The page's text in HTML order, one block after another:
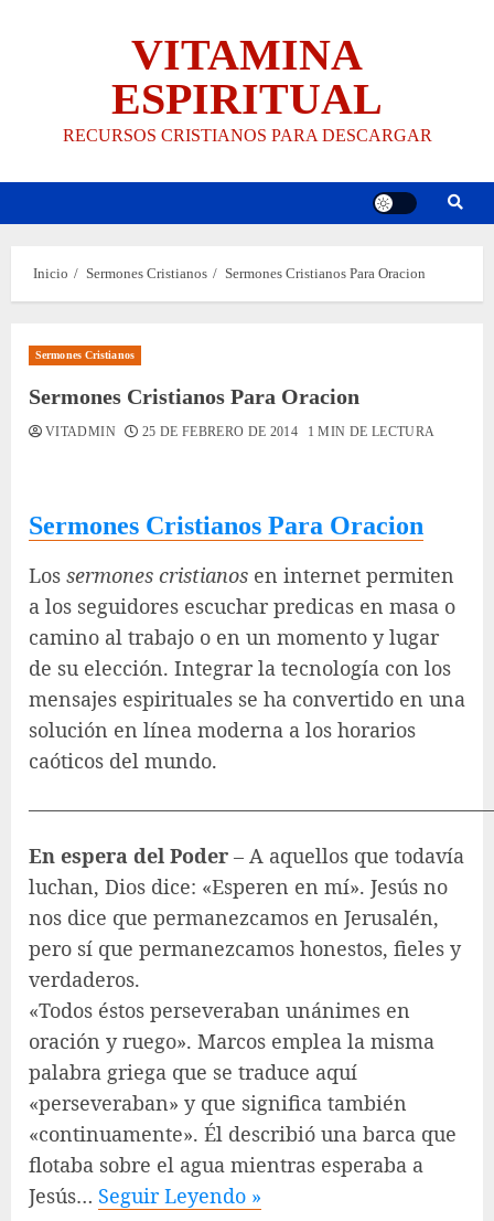
VITAMINA
ESPIRITUAL
RECURSOS CRISTIANOS PARA DESCARGAR
Inicio Sermones Cristianos Sermones Cristianos Para Oracion
Sermones Cristianos
Sermones Cristianos Para Oracion
VITADMIN 25 DE FEBRERO DE 2014 1 MIN DE LECTURA
Sermones Cristianos Para Oracion
Los sermones cristianos en internet permiten
a los seguidores escuchar predicas en masa o
camino al trabajo o en un momento y lugar
de su elección. Integrar la tecnología con los
mensajes espirituales se ha convertido en una
solución en línea moderna a los horarios
caóticos del mundo.
En espera del Poder – A aquellos que todavía
luchan, Dios dice: «Esperen en mí». Jesús no
nos dice que permanezcamos en Jerusalén,
pero sí que permanezcamos honestos, fieles y
verdaderos.
«Todos éstos perseveraban unánimes en
oración y ruego». Marcos emplea la misma
palabra griega que se traduce aquí
«perseveraban» y que significa también
«continuamente». Él describió una barca que
flotaba sobre el agua mientras esperaba a
Jesús… Seguir Leyendo »